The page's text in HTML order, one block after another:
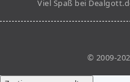
Viel Spaß bei
© 2009-